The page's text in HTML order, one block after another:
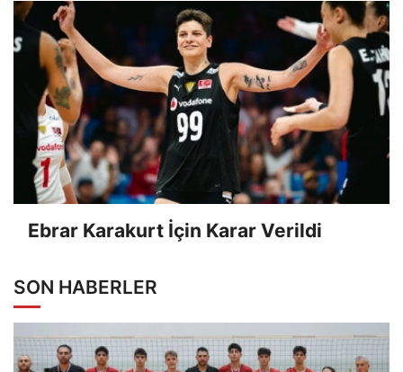
Ebrar Karakurt İçin Karar Verildi
SON HABERLER